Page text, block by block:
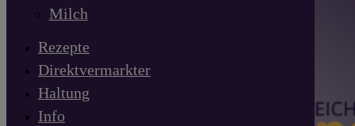
Milch
Rezepte
Direktvermarkter
Haltung
Info